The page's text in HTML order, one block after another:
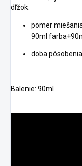
dľžok.
pomer
90ml
doba
Balenie: 90ml